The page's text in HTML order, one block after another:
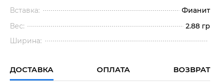
Вставка:
Фианит
Вес:
2.88 гр
Ширина:
ДОСТАВКА ОПЛАТА ВОЗВРАТ